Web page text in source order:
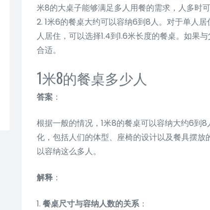
米8的大桌子能够满足多人用餐的需求，人多时可
2. 1米6的餐桌大约可以容纳6到8人。对于单人
人居住，可以选择1.4到1.6米长度的餐桌。如果
合适。
1米8的餐桌多少人
答案 ：
根据一般的情况，1米8的餐桌可以容纳大约6到
化，包括人们的体型、座椅的设计以及餐具摆
以容纳这么多人。
解释 ：
1. 餐桌尺寸与容纳人数的关系：